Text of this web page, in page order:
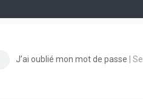
r
s
a
J’ai oublié mon mot de passe